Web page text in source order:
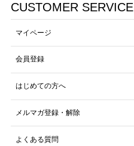
CUSTOMER SERVICE
マイページ
会員登録
はじめての方へ
メルマガ登録・解除
よくある質問